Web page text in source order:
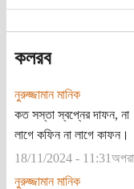
কলরব
নুরুজ্জামান মানিক
কত সস্তা স্বপ্নের দাফন, না
লাগে কফিন না লাগে কাফন।
18/11/2024 -
নুরুজ্জামান মানিক